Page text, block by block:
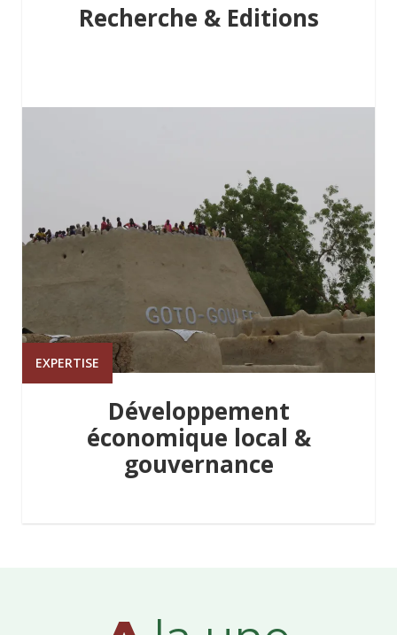
Recherche & Editions
EXPERTISE
Développement
économique local &
gouvernance